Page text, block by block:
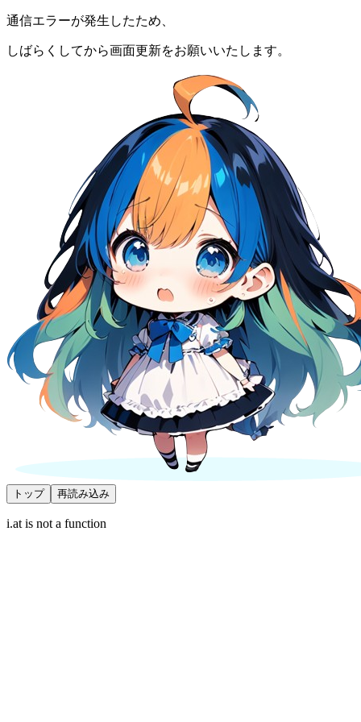
通信エラーが発生したため、
しばらくしてから画面更新をお願いいたします。
トップ 再読み込み
i.at is not a function